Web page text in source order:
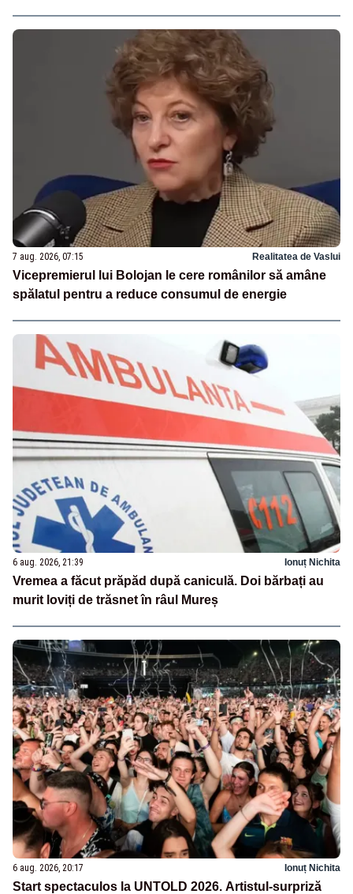
7 aug. 2026, 07:15 Realitatea de Vaslui
Vicepremierul lui Bolojan le cere românilor să amâne
spălatul pentru a reduce consumul de energie
6 aug. 2026, 21:39 Ionuț Nichita
Vremea a făcut prăpăd după caniculă. Doi bărbați au
murit loviți de trăsnet în râul Mureș
6 aug. 2026, 20:17 Ionuț Nichita
Start spectaculos la UNTOLD 2026. Artistul-surpriză